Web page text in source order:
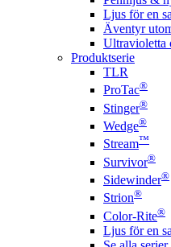
Ljus för en
Äventyr
Ultravioletta
Produktserie
TLR
ProTac®
Stinger®
Wedge®
Stream™
Survivor®
Sidewinder®
Strion®
Color-Rite®
Ljus för en